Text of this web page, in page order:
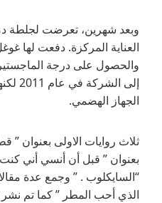
وبعد شهرين، تعرضت لجلطة
العناية المركزة. دفعت لها
والحصول على درجة
إلى
الجهاز الهضمي.
ثلاث روايات الاولى بعنوان ”
بعنوان ” قبل أن أنسي أني كنت
“السايكلوب . ” وجمع عدة
الذي أحب المطر ” كما تم